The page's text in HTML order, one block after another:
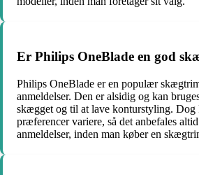
Er Philips OneBlade en god
Philips OneBlade er en populær
anmeldelser. Den er alsidig og kan
skægget og til at lave konturstyling.
præferencer variere, så det anbefales
anmeldelser, inden man køber en